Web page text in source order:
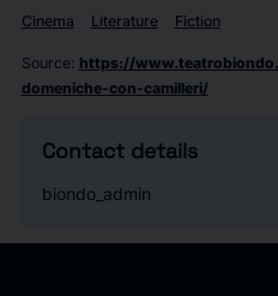
Cinema Literature Fiction
Source: https://
domeniche-con-camilleri/
Contact details
biondo_admin